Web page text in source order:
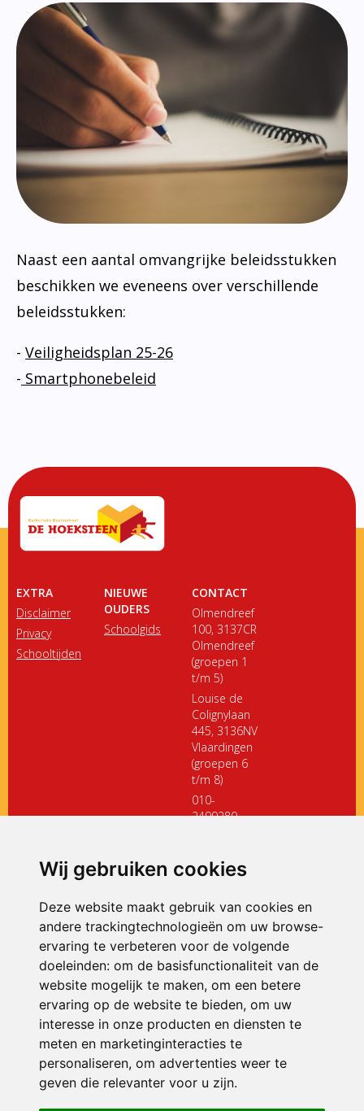
Wij gebruiken cookies
Deze website maakt gebruik van cookies en
andere trackingtechnologieën om uw browse-
ervaring te verbeteren voor de volgende
doeleinden: om de basisfunctionaliteit van de
website mogelijk te maken, om een betere
ervaring op de website te bieden, om uw
interesse in onze producten en diensten te
meten en marketinginteracties te
personaliseren, om advertenties weer te
geven die relevanter voor u zijn.
Naast een aantal omvangrijke beleidsstukken
beschikken we eveneens over verschillende
beleidsstukken:
- Veiligheidsplan 25-26
- Smartphonebeleid
EXTRA
Disclaimer
Privacy
Schooltijden
NIEUWE
OUDERS
Schoolgids
CONTACT
Olmendreef
100, 3137CR
Olmendreef
(groepen 1
t/m 5)
Louise de
Colignylaan
445, 3136NV
Vlaardingen
(groepen 6
t/m 8)
010-
2499280
ONDERDEEL VAN
© 2026 De Hoeksteen | Alle rechten voorbehouden
Privacy policy|Disclaimer| Klachtenregeling|RSIN en Anbi
voorkeuren